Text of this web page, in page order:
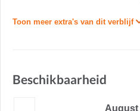
Toon meer extra's van dit verblijf
Beschikbaarheid
August